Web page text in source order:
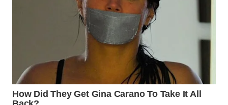
WN
TEBING
TINGGI